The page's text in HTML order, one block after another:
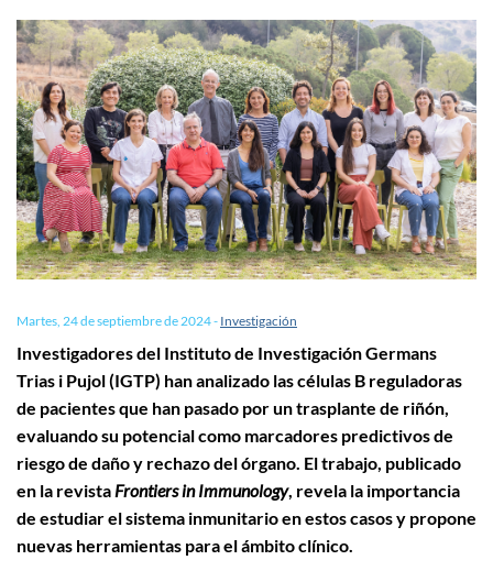
Martes, 24 de septiembre de 2024- Investigación
Investigadores del Instituto de Investigación Germans
Trias i Pujol (IGTP) han analizado las células B reguladoras
de pacientes que han pasado por un trasplante de riñón,
evaluando su potencial como marcadores predictivos de
riesgo de daño y rechazo del órgano. El trabajo, publicado
en la revista Frontiers in Immunology, revela la importancia
de estudiar el sistema inmunitario en estos casos y propone
nuevas herramientas para el ámbito clínico.